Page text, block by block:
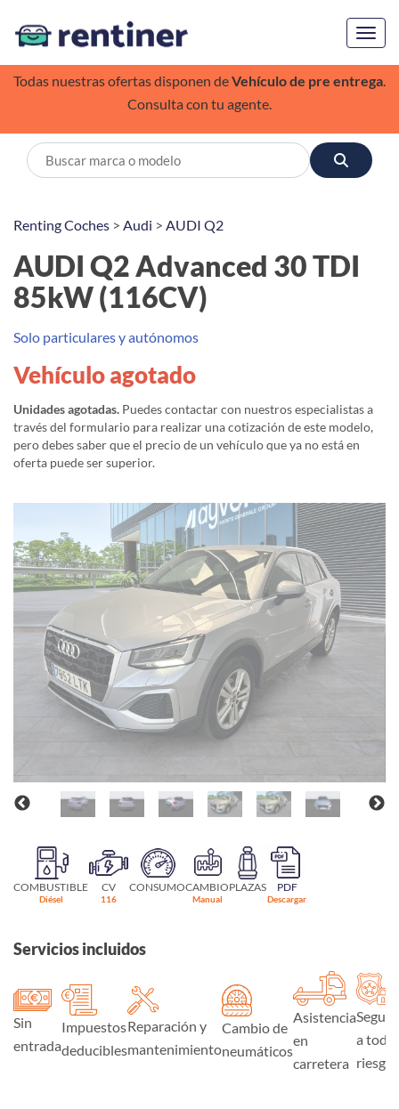
Todas nuestras ofertas disponen deVehículo de pre entrega.
Consulta con tu agente.
Renting Coches > Audi > AUDI Q2
AUDI Q2 Advanced 30 TDI
85kW (116CV)
Solo particulares y autónomos
Vehículo agotado
Unidades agotadas. Puedes contactar con nuestros especialistas a
través del formulario para realizar una cotización de este modelo,
pero debes saber que el precio de un vehículo que ya no está en
oferta puede ser superior.
COMBUSTIBLE
Diésel
CV
116
CONSUMOCAMBIO
Manual
PLAZAS PDF
Descargar
Servicios incluidos
Sin
entrada
Impuestos
deducibles
Reparación y
mantenimiento
Cambio de
neumáticos
Asistencia
en
carretera
Seguro
a todo
riesgo